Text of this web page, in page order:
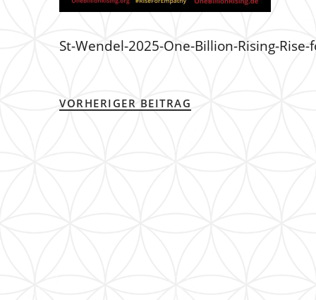
St-Wendel-2025-One-Billion-Rising-
VORHERIGER BEITRAG